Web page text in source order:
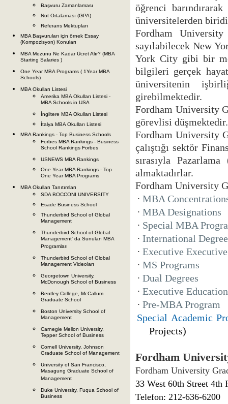
Başvuru Zamanlaması
Not Ortalaması (GPA)
Referans Mektupları
MBA Başvuruları için örnek Essay
(Kompozisyon) Konuları
MBA Mezunu Ne Kadar Ücret Alır? (MBA
Starting Salaries )
One Year MBA Programs ( 1Year MBA
Schools)
MBA Okulları Listesi
Amerika MBA Okulları Listesi -
MBA Schools in USA
İngiltere MBA Okulları Listesi
İtalya MBA Okulları Listesi
MBA Rankings - Top Business Schools
Forbes MBA Rankings - Business
School Rankings Forbes
USNEWS MBA Rankings
One Year MBA Rankings - Top
One Year MBA Programs
MBA Okulları Tanıtımları
SDA BOCCONI UNIVERSITY
Esade Business School
Thunderbird School of Global
Management
Thunderbird School of Global
Management' da Sunulan MBA
Programları
Thunderbird School of Global
Management Videoları
Georgetown University,
McDonough School of Business
Bentley College, McCallum
Graduate School
Boston University School of
Management
Carnegie Mellon University,
Tepper School of Business
Cornell University, Johnson
Graduate School of Management
University of San Francisco,
Masagung Graduate School of
Management
Duke University, Fuqua School of
Business
öğrenci
üniversitelerden
Fordham
sayılabilecek New
York City gibi bir
bilgileri gerçek
üniversitenin
girebilmektedir.
Fordham University
görevlisi
Fordham University
çalıştığı sektör
sırasıyla
almaktadırlar.
Fordham University
· MBA
· MBA Designations
· Special MBA
· International
· Executive
· MS Programs
· Dual Degrees
· Executive Education
· Pre-MBA Program
Special Academic
Projects)
Fordham
Fordham University
33 West 60th Street 4th
Telefon: 212-636-6200